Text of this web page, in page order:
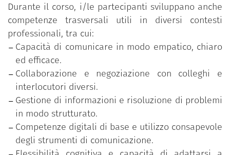
adattare contenuti complessi a diversi target, di
selezionare strategie e canali comunicativi
adeguati, di progettare contenuti divulgativi efficaci
e misurabili, e di promuovere un dialogo aperto e
responsabile tra ricerca e cittadinanza.
Il badge rappresenta un riconoscimento del ruolo
attivo dei partecipanti nella costruzione di una
cultura della comunicazione scientifica fondata
sull’inclusività, sulla responsabilità e sulla
consapevolezza del proprio impatto sociale.
Durante il corso, i/le partecipanti sviluppano anche
competenze trasversali utili in diversi contesti
professionali, tra cui:
Capacità di comunicare in modo empatico, chiaro
ed efficace.
Collaborazione e negoziazione con colleghi e
interlocutori diversi.
Gestione di informazioni e risoluzione di problemi
in modo strutturato.
Competenze digitali di base e utilizzo consapevole
degli strumenti di comunicazione.